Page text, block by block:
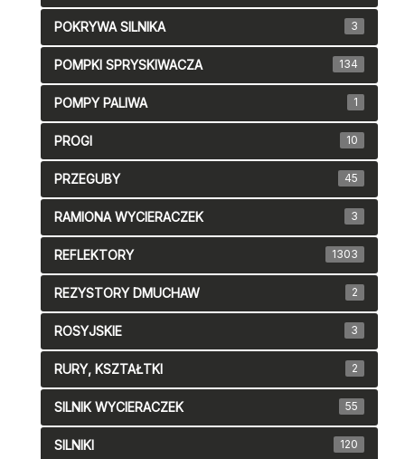
POKRYWA SILNIKA 3
POMPKI SPRYSKIWACZA 134
POMPY PALIWA 1
PROGI 10
PRZEGUBY 45
RAMIONA WYCIERACZEK 3
REFLEKTORY 1303
REZYSTORY DMUCHAW 2
ROSYJSKIE 3
RURY, KSZTAŁTKI 2
SILNIK WYCIERACZEK 55
SILNIKI 120